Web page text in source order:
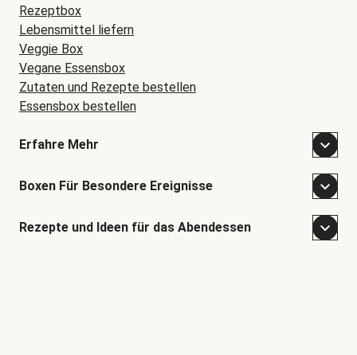
Rezeptbox
Lebensmittel liefern
Veggie Box
Vegane Essensbox
Zutaten und Rezepte bestellen
Essensbox bestellen
Erfahre Mehr
Boxen Für Besondere Ereignisse
Rezepte und Ideen für das Abendessen